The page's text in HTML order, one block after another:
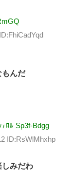
もんだ
ﾛﾙ Sp3f-Bdgg
ID:RsWlMhxhp
しみだわ